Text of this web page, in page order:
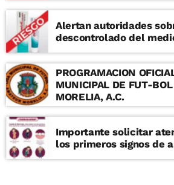
Alertan autoridades
descontrolado del
PROGRAMACION
MUNICIPAL DE FUT-
MORELIA, A.C.
Importante solicitar
los primeros signos de